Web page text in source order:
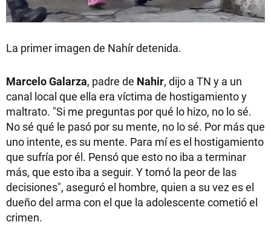
La primer imagen de Nahír detenida.
Marcelo Galarza, padre de Nahir, dijo a TN y a un
canal local que ella era víctima de hostigamiento y
maltrato. "Si me preguntas por qué lo hizo, no lo sé.
No sé qué le pasó por su mente, no lo sé. Por más que
uno intente, es su mente. Para mí es el hostigamiento
que sufría por él. Pensó que esto no iba a terminar
más, que esto iba a seguir. Y tomó la peor de las
decisiones", aseguró el hombre, quien a su vez es el
dueño del arma con el que la adolescente cometió el
crimen.